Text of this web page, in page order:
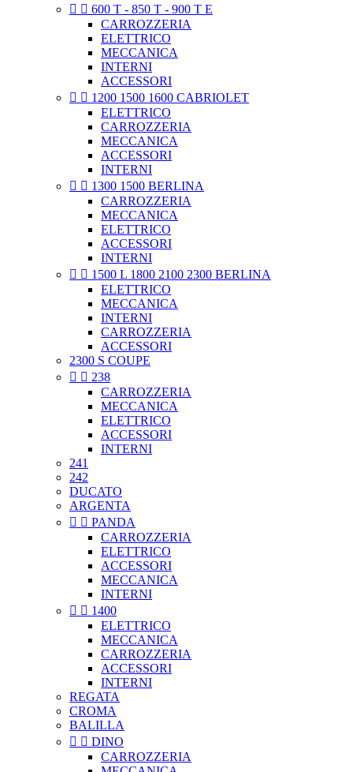
  600 T - 850 T - 900 T E
CARROZZERIA
ELETTRICO
MECCANICA
INTERNI
ACCESSORI
  1200 1500 1600 CABRIOLET
ELETTRICO
CARROZZERIA
MECCANICA
ACCESSORI
INTERNI
  1300 1500 BERLINA
CARROZZERIA
MECCANICA
ELETTRICO
ACCESSORI
INTERNI
  1500 L 1800 2100 2300 BERLINA
ELETTRICO
MECCANICA
INTERNI
CARROZZERIA
ACCESSORI
2300 S COUPE
  238
CARROZZERIA
MECCANICA
ELETTRICO
ACCESSORI
INTERNI
241
242
DUCATO
ARGENTA
  PANDA
CARROZZERIA
ELETTRICO
ACCESSORI
MECCANICA
INTERNI
  1400
ELETTRICO
MECCANICA
CARROZZERIA
ACCESSORI
INTERNI
REGATA
CROMA
BALILLA
  DINO
CARROZZERIA